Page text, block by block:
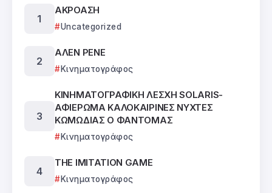
ΑΚΡΟΑΣΗ
Uncategorized
ΑΛΕΝ ΡΕΝΕ
Κινηματογράφος
ΚΙΝΗΜΑΤΟΓΡΑΦΙΚΗ ΛΕΣΧΗ SOLARIS-
ΑΦΙΕΡΩΜΑ ΚΑΛΟΚΑΙΡΙΝΕΣ ΝΥΧΤΕΣ
ΚΩΜΩΔΙΑΣ Ο ΦΑΝΤΟΜΑΣ
Κινηματογράφος
THE IMITATION GAME
Κινηματογράφος